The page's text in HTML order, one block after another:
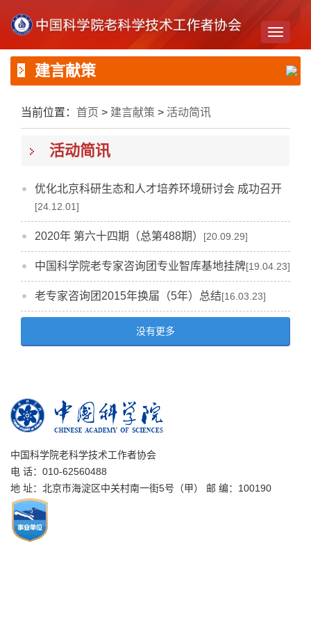
Toggle
建言献策
当前位置： 首页 > 建言献策 > 活动简讯
活动简讯
优化北京科研生态和人才培养环境研讨会 成功召开
[24.12.01]
2020年 第六十四期（总第488期） [20.09.29]
中国科学院老专家咨询团专业智库基地挂牌[19.04.23]
老专家咨询团2015年换届（5年）总结[16.03.23]
没有更多
中国科学院老科学技术工作者协会
电 话：010-62560488
地 址：北京市海淀区中关村南一街5号（甲） 邮 编：100190